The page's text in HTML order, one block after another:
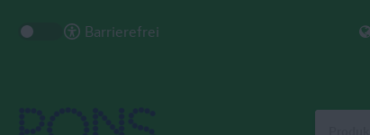
Barrierefrei